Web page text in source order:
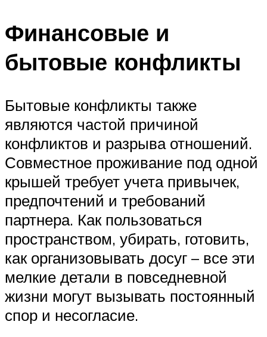
Финансовые и
бытовые конфликты
Бытовые конфликты также
являются частой причиной
конфликтов и разрыва отношений.
Совместное проживание под одной
крышей требует учета привычек,
предпочтений и требований
партнера. Как пользоваться
пространством, убирать, готовить,
как организовывать досуг – все эти
мелкие детали в повседневной
жизни могут вызывать постоянный
спор и несогласие.